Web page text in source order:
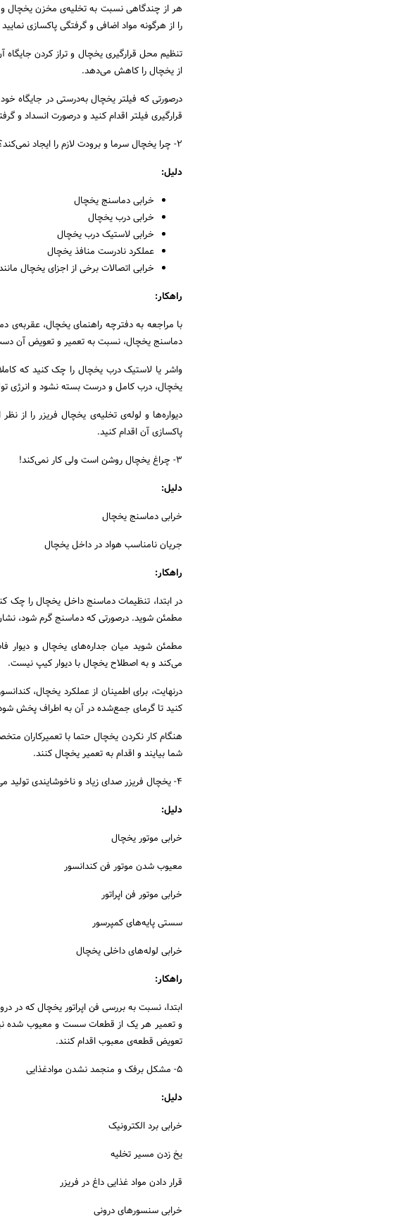
هر از چندگاهی نسبت به تخلیه‌ی مخزن یخچال
را از هرگونه مواد اضافی و گرفتگی پاکسازی
تنظیم محل قرارگیری یخچال و تراز کردن
از یخچال را کاهش می‌دهد.
درصورتی که فیلتر یخچال به‌درستی در جایگاه
قرارگیری فیلتر اقدام کنید و درصورت انسداد و
2- چرا یخچال سرما و برودت لازم را ایجاد نمی‌کند؟
دلیل:
خرابی دماسنج یخچال
خرابی درب یخچال
خرابی لاستیک درب یخچال
عملکرد نادرست منافذ یخچال
خرابی اتصالات برخی از اجزای یخچال
راهکار:
با مراجعه به دفترچه راهنمای یخچال، عقربه‌ی
دماسنج یخچال، نسبت به تعمیر و تعویض آن
واشر یا لاستیک درب یخچال را چک کنید که
یخچال، درب کامل و درست بسته نشود و انرژی
دیواره‌ها و لوله‌ی تخلیه‌ی یخچال فریزر را از
پاکسازی آن اقدام کنید.
3- چراغ یخچال روشن است ولی کار نمی‌کند!
دلیل:
خرابی دماسنج یخچال
جریان نامناسب هواد در داخل یخچال
راهکار:
در ابتدا، تنظیمات دماسنج داخل یخچال را
مطمئن شوید. درصورتی که دماسنج گرم شود،
مطمئن شوید میان جداره‌های یخچال و دیوار
می‌کند و به اصطلاح یخچال با دیوار کیپ نیست.
درنهایت، برای اطمینان از عملکرد یخچال،
کنید تا گرمای جمع‌شده در آن به اطراف پخش
هنگام کار نکردن یخچال حتما با تعمیرکاران
شما بیایند و اقدام به تعمیر یخچال کنند.
4- یخچال فریزر صدای زیاد و ناخوشایندی تولید می‌کند.
دلیل:
خرابی موتور یخچال
معیوب شدن موتور فن کندانسور
خرابی موتور فن اپراتور
سستی پایه‌های کمپرسور
خرابی لوله‌های داخلی یخچال
راهکار:
ابتدا، نسبت به بررسی فن اپراتور یخچال که
و تعمیر هر یک از قطعات سست و معیوب‌ شده
تعویض قطعه‌ی معبوب اقدام کنند.
5- مشکل برفک و منجمد نشدن موادغذایی
دلیل:
خرابی برد الکترونیک
یخ زدن مسیر تخلیه
قرار دادن مواد غذایی داغ در فریزر
خرابی سنسورهای درونی